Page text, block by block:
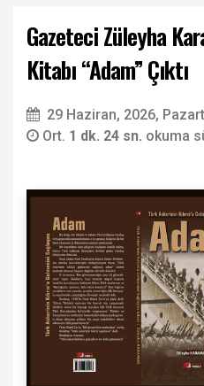
Gazeteci Züleyha
Kitabı “Adam” Çıktı
29 Haziran, 2026,
Ort. 1 dk. 24 sn. okuma